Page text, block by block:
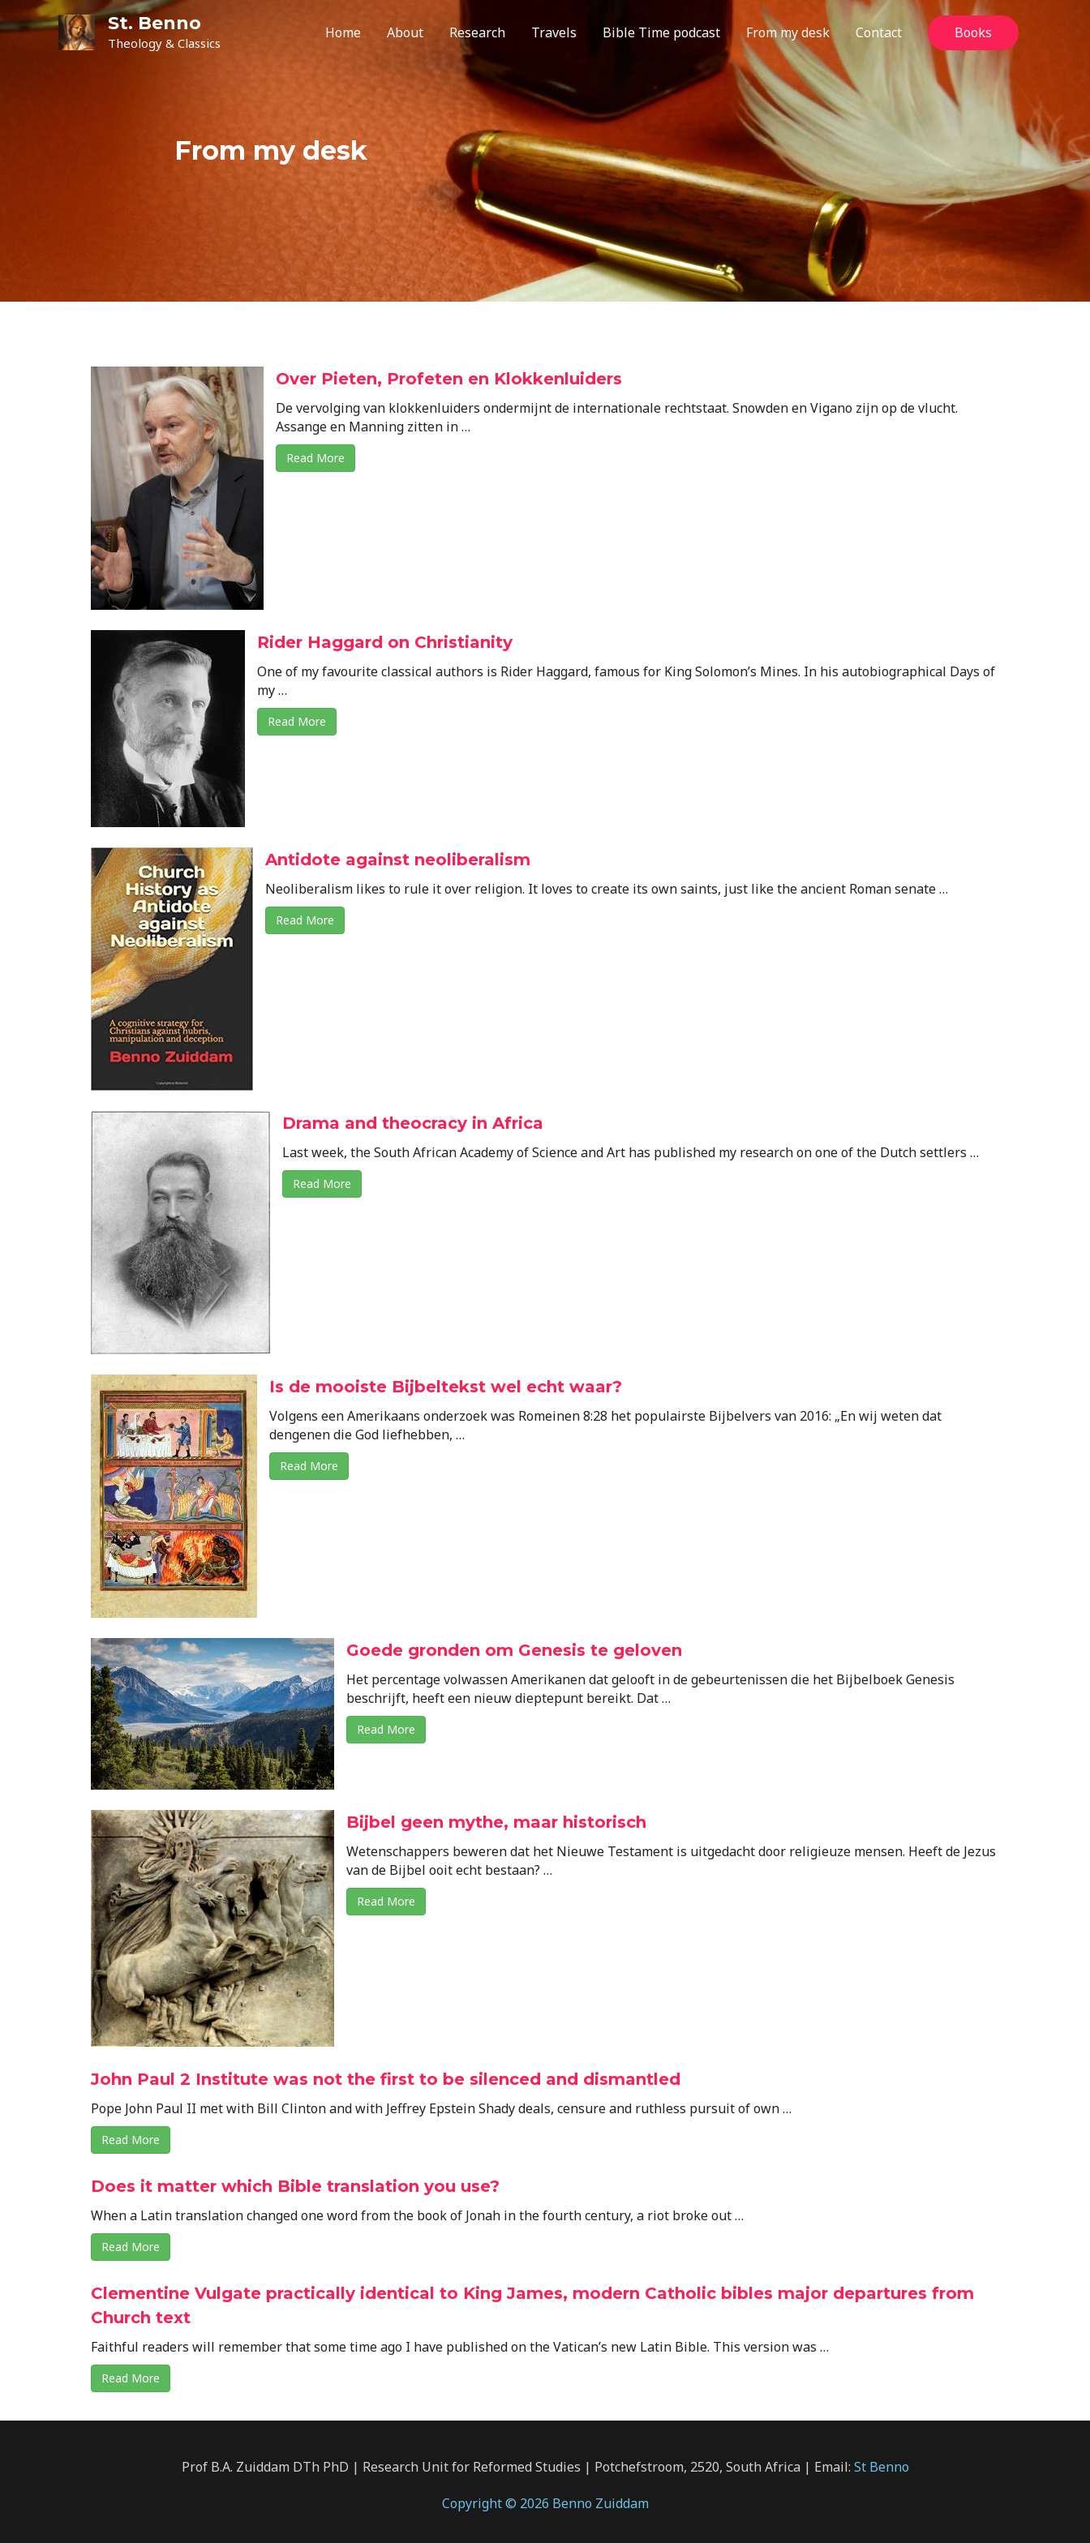
St. Benno
Theology & Classics
Home About Research Travels Bible Time podcast From my desk Contact Books
From my desk
Over Pieten, Profeten en Klokkenluiders
De vervolging van klokkenluiders ondermijnt de internationale rechtstaat. Snowden en Vigano zijn op de vlucht.
Assange en Manning zitten in …
Read More
Rider Haggard on Christianity
One of my favourite classical authors is Rider Haggard, famous for King Solomon’s Mines. In his autobiographical Days of
my …
Read More
Antidote against neoliberalism
Neoliberalism likes to rule it over religion. It loves to create its own saints, just like the ancient Roman senate …
Read More
Drama and theocracy in Africa
Last week, the South African Academy of Science and Art has published my research on one of the Dutch settlers …
Read More
Is de mooiste Bijbeltekst wel echt waar?
Volgens een Amerikaans onderzoek was Romeinen 8:28 het populairste Bijbelvers van 2016: „En wij weten dat
dengenen die God liefhebben, …
Read More
Goede gronden om Genesis te geloven
Het percentage volwassen Amerikanen dat gelooft in de gebeurtenissen die het Bijbelboek Genesis
beschrijft, heeft een nieuw dieptepunt bereikt. Dat …
Read More
Bijbel geen mythe, maar historisch
Wetenschappers beweren dat het Nieuwe Testament is uitgedacht door religieuze mensen. Heeft de Jezus
van de Bijbel ooit echt bestaan? …
Read More
John Paul 2 Institute was not the first to be silenced and dismantled
Pope John Paul II met with Bill Clinton and with Jeffrey Epstein Shady deals, censure and ruthless pursuit of own …
Read More
Does it matter which Bible translation you use?
When a Latin translation changed one word from the book of Jonah in the fourth century, a riot broke out …
Read More
Clementine Vulgate practically identical to King James, modern Catholic bibles major departures from
Church text
Faithful readers will remember that some time ago I have published on the Vatican’s new Latin Bible. This version was …
Read More
Prof B.A. Zuiddam DTh PhD | Research Unit for Reformed Studies | Potchefstroom, 2520, South Africa | Email: St Benno
Copyright © 2026 Benno Zuiddam